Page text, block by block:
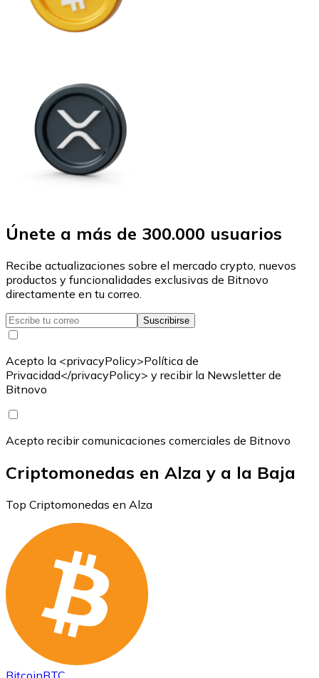
Únete a más de 300.000 usuarios
Recibe actualizaciones sobre el mercado crypto, nuevos
productos y funcionalidades exclusivas de Bitnovo
directamente en tu correo.
Suscribirse
Acepto la <privacyPolicy>Política de
Privacidad</privacyPolicy> y recibir la Newsletter de
Bitnovo
Acepto recibir comunicaciones comerciales de Bitnovo
Criptomonedas en Alza y a la Baja
Top Criptomonedas en Alza
BitcoinBTC